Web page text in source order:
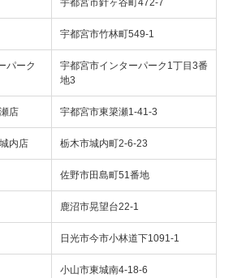
宇都宮市針ヶ谷町472-7
宇都宮市竹林町549-1
パーク
宇都宮市インターパーク1丁目3番
地3
店 宇都宮市東簗瀬1-41-3
内店 栃木市城内町2-6-23
佐野市田島町51番地
鹿沼市晃望台22-1
日光市今市小林道下1091-1
小山市東城南4-18-6